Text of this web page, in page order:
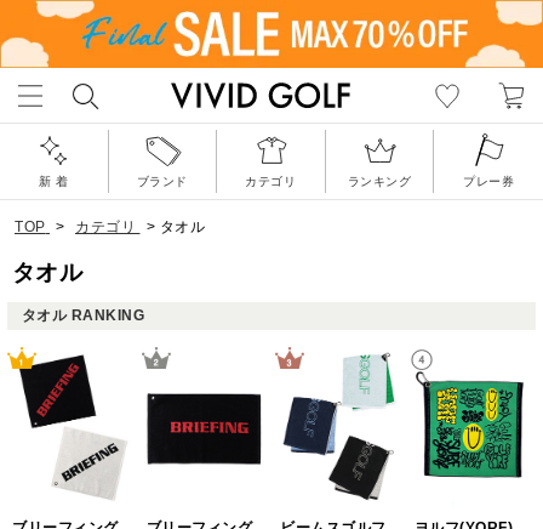
新 着 ブランド カテゴリ ランキング プレー券
TOP > カテゴリ > タオル
タオル
タオル RANKING